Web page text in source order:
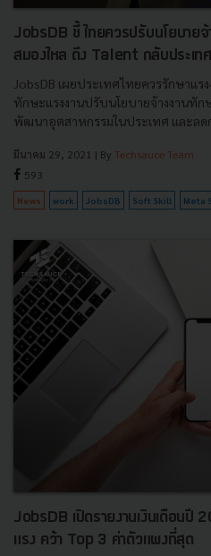
JobsDB ชี้ ไทยควรปรับนโยบาย
สมองไหล ดึง Talent กลับประเทศ
JobsDB เผยประเทศไทยควรรักษาแ
ทักษะแรงงานปรับนโยบายจ้างงานทัก
พัฒนาอุตสาหกรรมในประเทศ และลดก
มีนาคม 29, 2021 | By Techsauce Team
593
News work JobsDB Soft Skill Meta
JobsDB เปิดรายงานเงินเดือน
แรง คว้า Top 3 ค่าตัวแพงที่สุด